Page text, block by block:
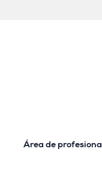
Área de